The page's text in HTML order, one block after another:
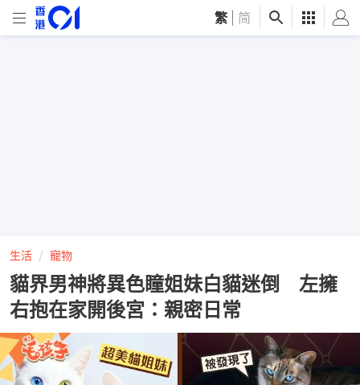
繁 简
生活 寵物
貓界男神將異色瞳姐妹白貓迷倒 左擁
右抱在家開後宮：親密日常